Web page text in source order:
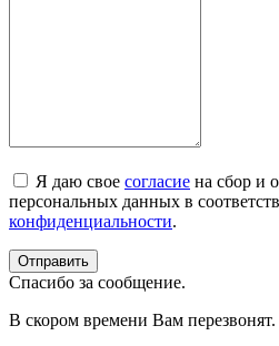
Я даю свое согласие на сбор и
персональных данных в
конфиденциальности.
Спасибо за сообщение.
В скором времени Вам перезвонят.